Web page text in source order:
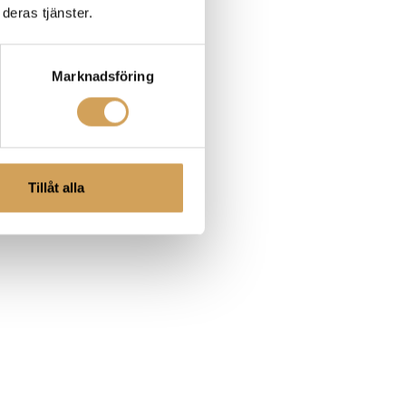
tjänster.
Marknadsföring
Tillåt alla
generation, några nya